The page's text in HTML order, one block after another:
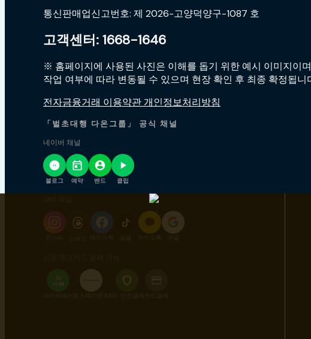
통신판매업신고번호: 제 2026-고양덕양구-1087 호
고객센터: 1668-1646
※ 홈페이지에 사용된 사진은 이해를 돕기 위한 예시 이미지이
작업 여부에 따라 변동될 수 있으며 현장 확인 후 최종 확정됩니
전자금융거래 이용약관 개인정보처리방침
「벌초대행 다온그룹」 공식 채널
네이버 채널
블로그 예약 밴드 클립
N